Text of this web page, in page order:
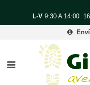
L-V9:30 A 14:00